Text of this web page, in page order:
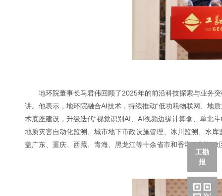
地环院董事长马君伟回顾了2025年的前沿科技探索与业务
讲。他表示，地环院融合AI技术，持续推动“低功耗物联网、地
术底座建设，升级迭代“视觉识别AI、AI视频边缘计算盒、单北
地质灾害自动化监测、城市地下市政设施管理、冰川监测、水
盖广东、重庆、西藏、青海、黑龙江等十余省市和香港特别行政
工勘
报